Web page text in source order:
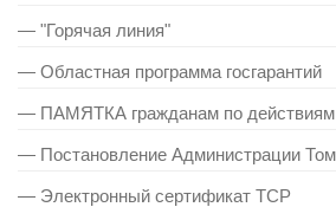
— "Горячая линия"
— Областная программа госгарантий
— ПАМЯТКА гражданам по действиям
— Постановление Администрации
— Электронный сертификат ТСР